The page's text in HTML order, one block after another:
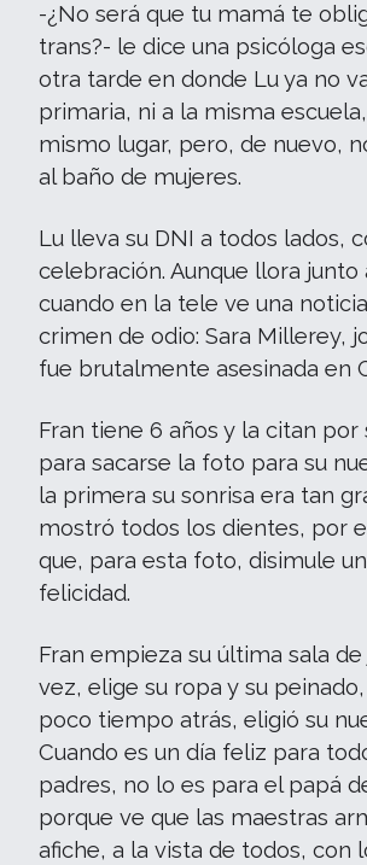
-¿No será que tu mamá te
trans?- le dice una psicóloga
otra tarde en donde Lu ya no
primaria, ni a la misma
mismo lugar, pero, de nuevo,
al baño de mujeres.
Lu lleva su DNI a todos lados,
celebración. Aunque llora junto
cuando en la tele ve una
crimen de odio: Sara Millerey,
fue brutalmente asesinada en
Fran tiene 6 años y la citan por
para sacarse la foto para su
la primera su sonrisa era tan
mostró todos los dientes, por
que, para esta foto, disimule
felicidad.
Fran empieza su última sala de
vez, elige su ropa y su
poco tiempo atrás, eligió su
Cuando es un día feliz para
padres, no lo es para el papá
porque ve que las maestras
afiche, a la vista de todos, con